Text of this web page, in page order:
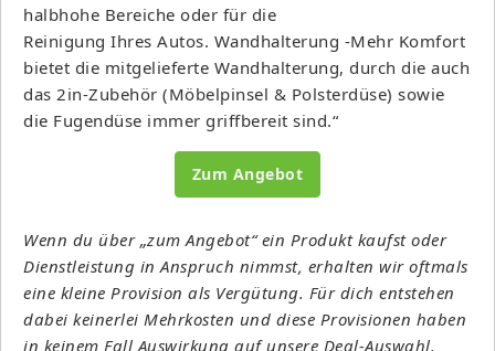
halbhohe Bereiche oder für die
Reinigung Ihres Autos. Wandhalterung -Mehr Komfort
bietet die mitgelieferte Wandhalterung, durch die auch
das 2in-Zubehör (Möbelpinsel & Polsterdüse) sowie
die Fugendüse immer griffbereit sind.“
Zum Angebot
Wenn du über „zum Angebot“ ein Produkt kaufst oder
Dienstleistung in Anspruch nimmst, erhalten wir oftmals
eine kleine Provision als Vergütung. Für dich entstehen
dabei keinerlei Mehrkosten und diese Provisionen haben
in keinem Fall Auswirkung auf unsere Deal-Auswahl.